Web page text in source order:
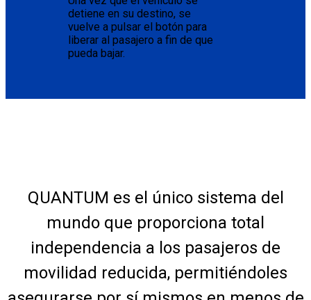
detiene en su destino, se
vuelve a pulsar el botón para
liberar al pasajero a fin de que
pueda bajar.
QUANTUM es el único sistema del
mundo que proporciona total
independencia a los pasajeros de
movilidad reducida, permitiéndoles